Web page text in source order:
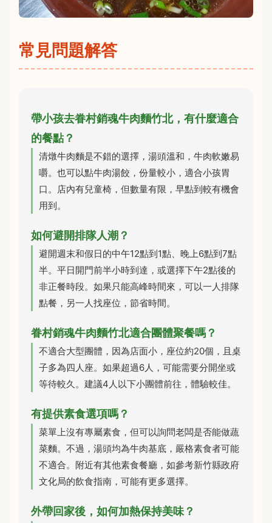
常見問題解答
帶小孩去眷村銷魂牛肉麵竹北，有什麼適合
的餐點？
清燉牛肉麵是不錯的選擇，湯頭溫和，牛肉軟嫩易
嚼。也可以點牛肉湯餃，份量較小，適合小孩胃
口。店內有兒童椅，但數量有限，早點到較有機會
用到。
如何避開排隊人潮？
避開週末和假日的中午12點到1點、晚上6點到7點
半。平日開門前半小時到達，或選擇下午2點後的
非正餐時段。如果只能高峰時間來，可以一人排隊
點餐，另一人找座位，節省時間。
眷村銷魂牛肉麵竹北適合團體聚餐嗎？
不適合大型團體，因為店面小，座位約20個，且桌
子多為四人座。如果超過6人，可能需要分開坐或
等待較久。建議4人以下小團體前往，體驗較佳。
有提供素食選項嗎？
菜單上沒有專屬素食，但可以詢問老闆是否能做蔬
菜麵。不過，湯頭均為牛肉基底，嚴格素食者可能
不適合。附近有其他素食餐廳，如參考新竹縣政府
文化局的飲食指南，可能有更多選擇。
外帶回家後，如何加熱保持美味？